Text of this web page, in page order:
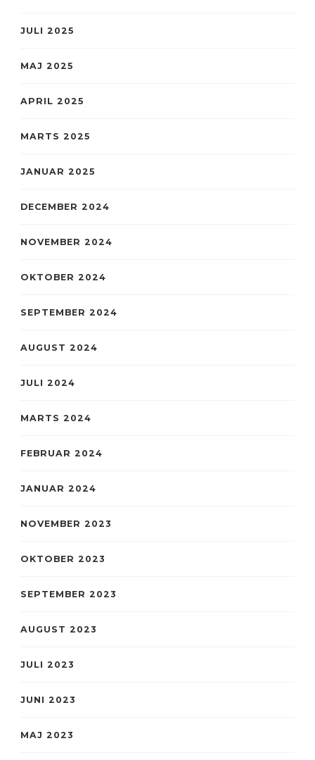
JULI 2025
MAJ 2025
APRIL 2025
MARTS 2025
JANUAR 2025
DECEMBER 2024
NOVEMBER 2024
OKTOBER 2024
SEPTEMBER 2024
AUGUST 2024
JULI 2024
MARTS 2024
FEBRUAR 2024
JANUAR 2024
NOVEMBER 2023
OKTOBER 2023
SEPTEMBER 2023
AUGUST 2023
JULI 2023
JUNI 2023
MAJ 2023